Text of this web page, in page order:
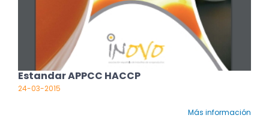
Estandar APPCC HACCP
24-03-2015
Más información